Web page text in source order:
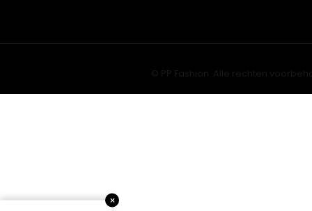
© PP Fashion. Alle rechten
×